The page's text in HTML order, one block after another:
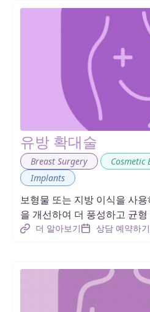
유방 확대술
Breast Surgery Cosmetic
Implants
보형물 또는 지방 이식을 사
을 개선하여 더 풍성하고 균
더 알아보기 상담 예약하기